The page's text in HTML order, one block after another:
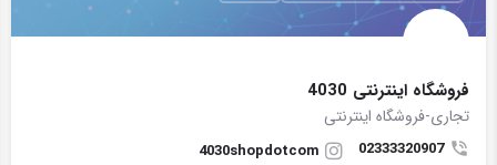
فروشگاه اینترنتی 4030
تجاری-فروشگاه اینترنتی
02333320907
4030shopdotcom